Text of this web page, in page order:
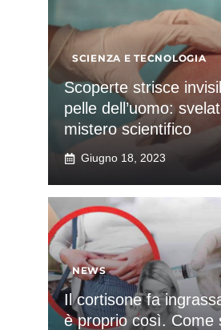
SCIENZA E TECNOLOGIA
Scoperte strisce
pelle dell’uomo:
mistero scientifico
Giugno 18, 2023
NEWS
Il cortisone fa
è proprio così. Come